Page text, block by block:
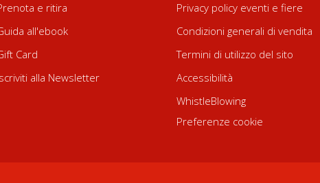
e ritira
all'ebook
Card
alla Newsletter
Privacy policy eventi e fiere
Condizioni generali di vendita
Termini di utilizzo del sito
Accessibilità
WhistleBlowing
Preferenze cookie